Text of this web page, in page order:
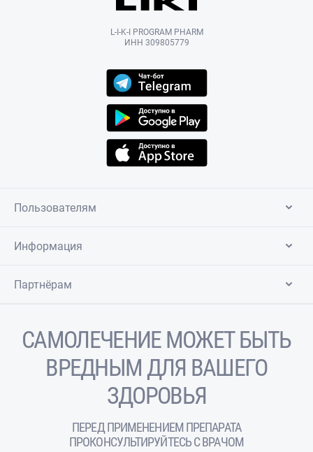
L-I-K-I PROGRAM PHARM
ИНН 309805779
Пользователям
Информация
Партнёрам
САМОЛЕЧЕНИЕ МОЖЕТ БЫТЬ
ВРЕДНЫМ ДЛЯ ВАШЕГО
ЗДОРОВЬЯ
ПЕРЕД ПРИМЕНЕНИЕМ ПРЕПАРАТА
ПРОКОНСУЛЬТИРУЙТЕСЬ С ВРАЧОМ